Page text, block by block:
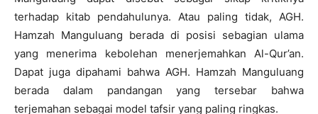
terhadap kitab pendahulunya. Atau paling tidak, AGH.
Hamzah Manguluang berada di posisi sebagian ulama
yang menerima kebolehan menerjemahkan Al-Qur’an.
Dapat juga dipahami bahwa AGH. Hamzah Manguluang
berada dalam pandangan yang tersebar bahwa
terjemahan sebagai model tafsir yang paling ringkas.